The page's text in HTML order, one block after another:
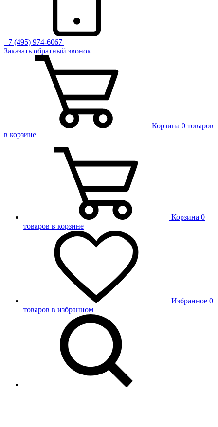
+7 (495) 974-6067
Заказать обратный звонок
Корзина 0 товаров
в корзине
Корзина 0
товаров в корзине
Избранное 0
товаров в избранном